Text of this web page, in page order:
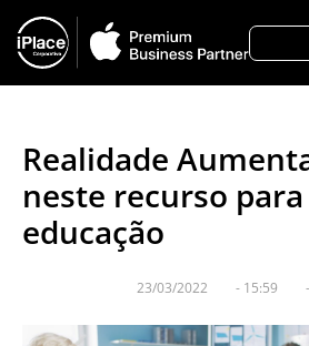
Realidade
neste recurso para
educação
23/03/2022 - 15:59 -